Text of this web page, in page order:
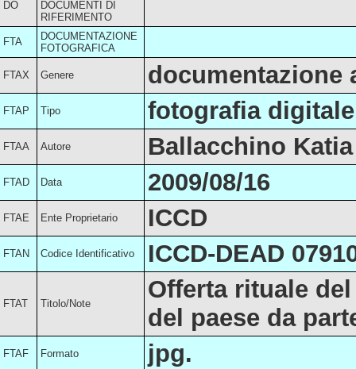
DO
DOCUMENTI DI
RIFERIMENTO
FTA
DOCUMENTAZIONE
FOTOGRAFICA
FTAX Genere documentazione
FTAP Tipo fotografia digitale
FTAA Autore Ballacchino Katia
FTAD Data 2009/08/16
FTAE Ente Proprietario ICCD
FTAN Codice Identificativo ICCD-DEAD
FTAT Titolo/Note
Offerta rituale
del paese da
FTAF Formato jpg.